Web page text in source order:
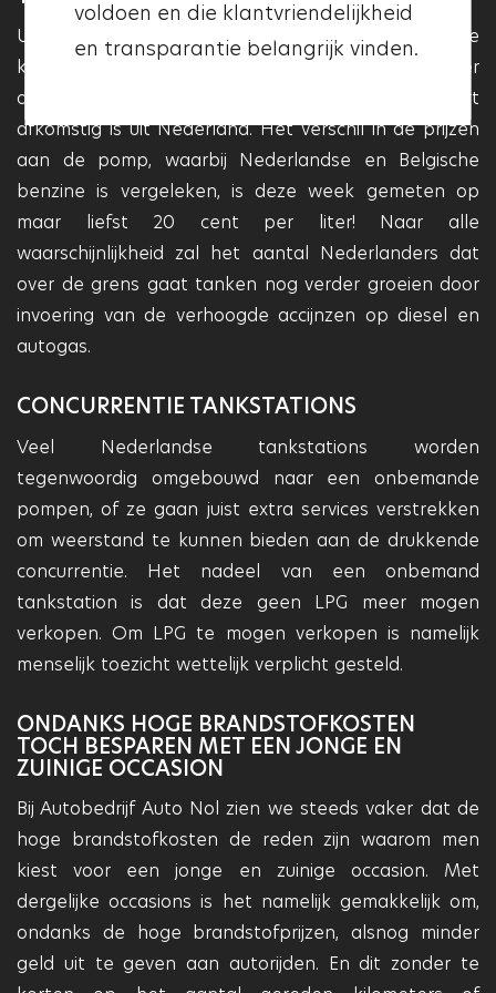
Uit een steekproef van BOVAG blijkt dat van alle
klanten die gebruik maken van een tankstation over
de grens met Duitsland en België, driekwart
afkomstig is uit Nederland. Het verschil in de prijzen
aan de pomp, waarbij Nederlandse en Belgische
benzine is vergeleken, is deze week gemeten op
maar liefst 20 cent per liter! Naar alle
waarschijnlijkheid zal het aantal Nederlanders dat
over de grens gaat tanken nog verder groeien door
invoering van de verhoogde accijnzen op diesel en
autogas.
CONCURRENTIE TANKSTATIONS
Veel Nederlandse tankstations worden
tegenwoordig omgebouwd naar een onbemande
pompen, of ze gaan juist extra services verstrekken
om weerstand te kunnen bieden aan de drukkende
concurrentie. Het nadeel van een onbemand
tankstation is dat deze geen LPG meer mogen
verkopen. Om LPG te mogen verkopen is namelijk
menselijk toezicht wettelijk verplicht gesteld.
ONDANKS HOGE BRANDSTOFKOSTEN
TOCH BESPAREN MET EEN JONGE EN
ZUINIGE OCCASION
Bij Autobedrijf Auto Nol zien we steeds vaker dat de
hoge brandstofkosten de reden zijn waarom men
kiest voor een jonge en zuinige occasion. Met
dergelijke occasions is het namelijk gemakkelijk om,
ondanks de hoge brandstofprijzen, alsnog minder
geld uit te geven aan autorijden. En dit zonder te
deze garage betrouwbaar en
professioneel is.
voldoen en die klantvriendelijkheid
en transparantie belangrijk vinden.